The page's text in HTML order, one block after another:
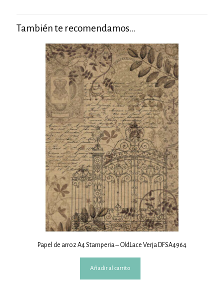
También te recomendamos…
Papel de arroz A4 Stamperia – OldLace Verja DFSA4964
Añadir al carrito